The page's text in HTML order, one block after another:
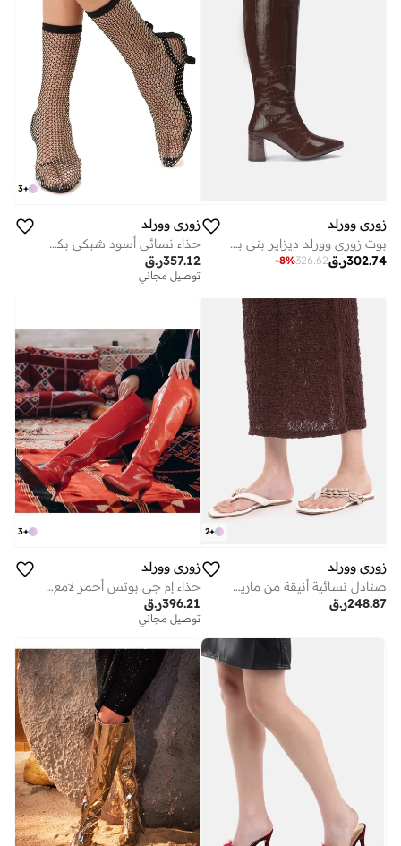
زوري وورلد
بوت زوري وورلد ديزاير بني بكعب ٣ بوصة ونعل مطاطي
ر.ق302.74
326.62
-8%
+
3
زوري وورلد
حذاء نسائي أسود شبكي بكعب . بوصة
ر.ق357.12
توصيل مجاني
+
2
زوري وورلد
صنادل نسائية أنيقة من مارينا بيضاء بتصميم مربع لأجواء المنتجع مع أصداف بحرية طبيعية ومستدامة
ر.ق248.87
+
3
زوري وورلد
حذاء إم جي بوتس أحمر لامع بكعب بوصة جلد نباتي لامع
ر.ق396.21
توصيل مجاني